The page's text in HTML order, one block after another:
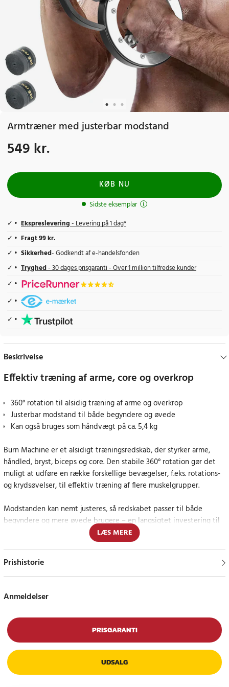
Armtræner med justerbar modstand
Pris:549 kr.
549 kr.
KØB NU
Sidste eksemplar
Ekspreslevering- Levering på 1 dag*
Fragt 99 kr.
Sikkerhed- Godkendt af e-handelsfonden
Tryghed- 30 dages prisgaranti - Over 1 million tilfredse kunder
Beskrivelse
Effektiv træning af arme, core og overkrop
360° rotation til alsidig træning af arme og overkrop
Justerbar modstand til både begyndere og øvede
Kan også bruges som håndvægt på ca. 5,4 kg
Burn Machine er et alsidigt træningsredskab, der styrker arme,
håndled, bryst, biceps og core. Den stabile 360° rotation gør det
muligt at udføre en række forskellige bevægelser, f.eks. rotations-
og krydsøvelser, til effektiv træning af flere muskelgrupper.
Modstanden kan nemt justeres, så redskabet passer til både
begyndere og mere øvede brugere – en langsigtet investering til
Med en vægt på ca. 5,4 kg (12 lbs) kan den også anvendes som
håndvægt. De ergonomiske og skridsikre håndtag sikrer et godt
greb, og der medfølger to ruller gribetape, så du kan tilpasse
håndtagene efter behov.
Holdbar konstruktion til tryg træning
Armtræneren er fremstillet af galvaniseret stål i tre lag, hvilket
giver høj slidstyrke og lang levetid. Kombinationen af robust
konstruktion og justerbar belastning gør den lige velegnet til
styrketræning, genoptræning og boksetræning.
LÆS MERE
Prishistorie
Anmeldelser
PRISGARANTI
UDSALG